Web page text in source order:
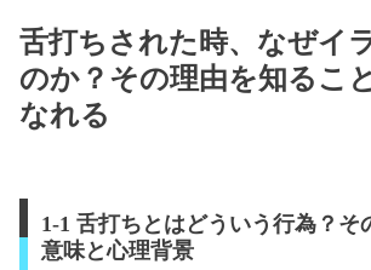
舌打ちされた時、なぜイ
のか？その理由を知るこ
なれる
1-1 舌打ちとはどういう行為？そ
意味と心理背景